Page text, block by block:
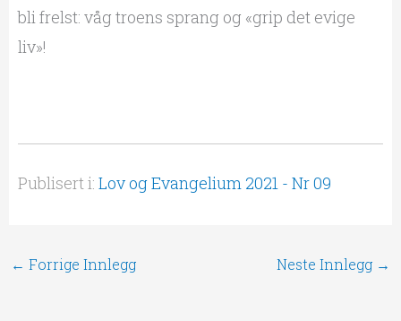
bli frelst: våg troens sprang og «grip det evige
liv»!
Publisert i: Lov og Evangelium 2021 - Nr 09
← Forrige Innlegg Neste Innlegg →